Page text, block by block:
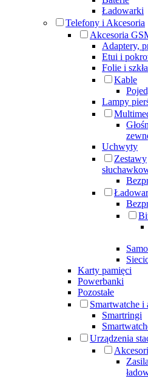
Ładowarki
Telefony i Akcesoria
Akcesoria
Adaptery,
Etui i
Folie i
Kable
Lampy
Uchwyty
Zestawy
Karty pamięci
Powerbanki
Pozostałe
Smartwatche i
Smartringi
Urządzenia